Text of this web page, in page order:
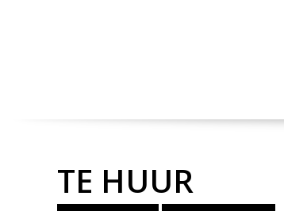
TE HUUR